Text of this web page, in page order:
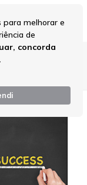
para melhorar e
de
concorda
pdf